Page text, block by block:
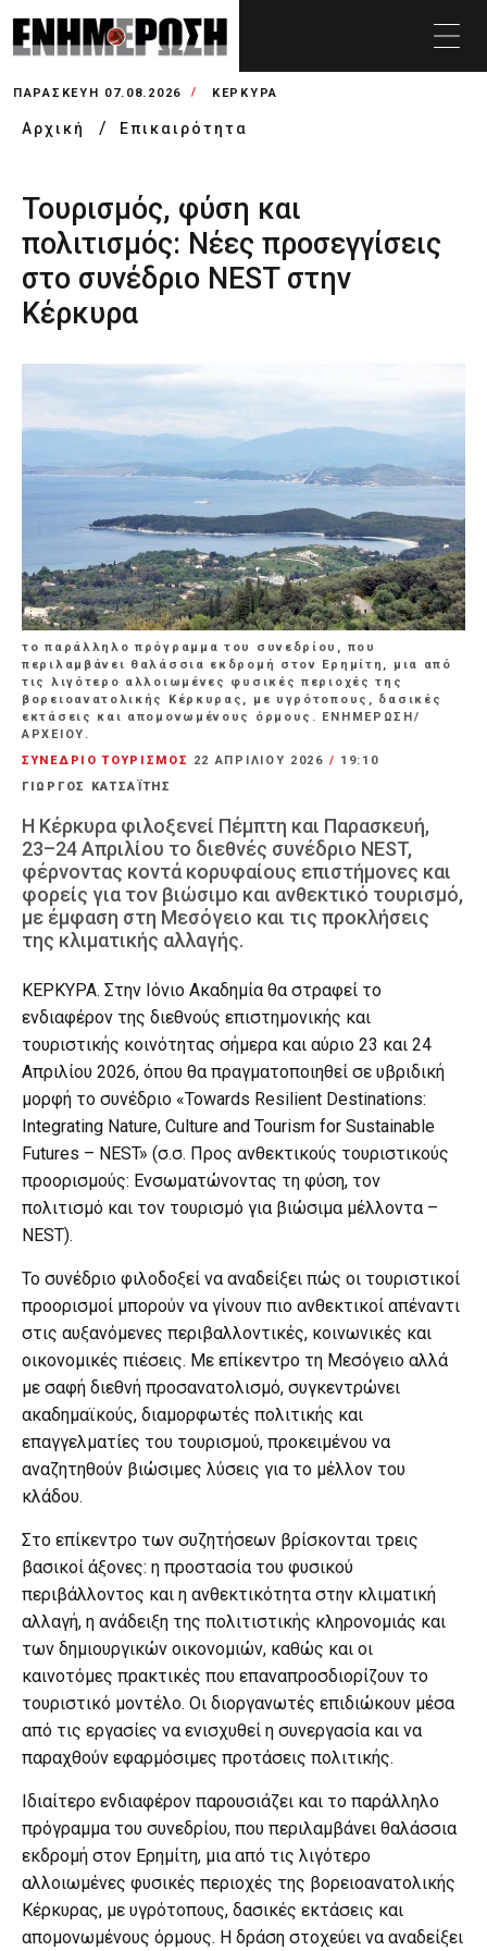
ΠΑΡΑΣΚΕΥΉ 07.08.2026 ΚΕΡΚΥΡΑ
Αρχική Επικαιρότητα
Τουρισμός, φύση και
πολιτισμός: Νέες προσεγγίσεις
στο συνέδριο NEST στην
Κέρκυρα
το παράλληλο πρόγραμμα του συνεδρίου, που
περιλαμβάνει θαλάσσια εκδρομή στον Ερημίτη, μια από
τις λιγότερο αλλοιωμένες φυσικές περιοχές της
βορειοανατολικής Κέρκυρας, με υγρότοπους, δασικές
εκτάσεις και απομονωμένους όρμους. ΕΝΗΜΕΡΩΣΗ/
ΑΡΧΕΙΟΥ.
ΣΥΝΕΔΡΙΟ ΤΟΥΡΙΣΜΟΣ
22 ΑΠΡΙΛΊΟΥ 2026 / 19:10
ΓΙΩΡΓΟΣ ΚΑΤΣΑΪΤΗΣ
Η Κέρκυρα φιλοξενεί Πέμπτη και Παρασκευή,
23–24 Απριλίου το διεθνές συνέδριο NEST,
φέρνοντας κοντά κορυφαίους επιστήμονες και
φορείς για τον βιώσιμο και ανθεκτικό τουρισμό,
με έμφαση στη Μεσόγειο και τις προκλήσεις
της κλιματικής αλλαγής.
ΚΕΡΚΥΡΑ. Στην Ιόνιο Ακαδημία θα στραφεί το
ενδιαφέρον της διεθνούς επιστημονικής και
τουριστικής κοινότητας σήμερα και αύριο 23 και 24
Απριλίου 2026, όπου θα πραγματοποιηθεί σε υβριδική
μορφή το συνέδριο «Towards Resilient Destinations:
Integrating Nature, Culture and Tourism for Sustainable
Futures – NEST» (σ.σ. Προς ανθεκτικούς τουριστικούς
προορισμούς: Ενσωματώνοντας τη φύση, τον
πολιτισμό και τον τουρισμό για βιώσιμα μέλλοντα –
NEST).
Το συνέδριο φιλοδοξεί να αναδείξει πώς οι τουριστικοί
προορισμοί μπορούν να γίνουν πιο ανθεκτικοί απέναντι
στις αυξανόμενες περιβαλλοντικές, κοινωνικές και
οικονομικές πιέσεις. Με επίκεντρο τη Μεσόγειο αλλά
με σαφή διεθνή προσανατολισμό, συγκεντρώνει
ακαδημαϊκούς, διαμορφωτές πολιτικής και
επαγγελματίες του τουρισμού, προκειμένου να
αναζητηθούν βιώσιμες λύσεις για το μέλλον του
κλάδου.
Στο επίκεντρο των συζητήσεων βρίσκονται τρεις
βασικοί άξονες: η προστασία του φυσικού
περιβάλλοντος και η ανθεκτικότητα στην κλιματική
αλλαγή, η ανάδειξη της πολιτιστικής κληρονομιάς και
των δημιουργικών οικονομιών, καθώς και οι
καινοτόμες πρακτικές που επαναπροσδιορίζουν το
τουριστικό μοντέλο. Οι διοργανωτές επιδιώκουν μέσα
από τις εργασίες να ενισχυθεί η συνεργασία και να
παραχθούν εφαρμόσιμες προτάσεις πολιτικής.
Ιδιαίτερο ενδιαφέρον παρουσιάζει και το παράλληλο
πρόγραμμα του συνεδρίου, που περιλαμβάνει θαλάσσια
εκδρομή στον Ερημίτη, μια από τις λιγότερο
αλλοιωμένες φυσικές περιοχές της βορειοανατολικής
Κέρκυρας, με υγρότοπους, δασικές εκτάσεις και
απομονωμένους όρμους. Η δράση στοχεύει να αναδείξει